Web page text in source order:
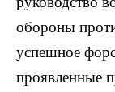
обороны
успешное
проявленные